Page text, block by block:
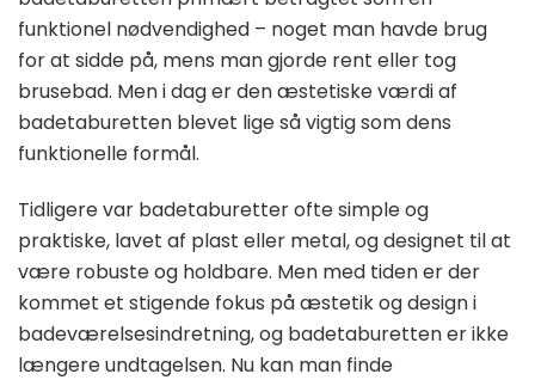
funktionel nødvendighed – noget man havde brug
for at sidde på, mens man gjorde rent eller tog
brusebad. Men i dag er den æstetiske værdi af
badetaburetten blevet lige så vigtig som dens
funktionelle formål.
Tidligere var badetaburetter ofte simple og
praktiske, lavet af plast eller metal, og designet til at
være robuste og holdbare. Men med tiden er der
kommet et stigende fokus på æstetik og design i
badeværelsesindretning, og badetaburetten er ikke
længere undtagelsen. Nu kan man finde